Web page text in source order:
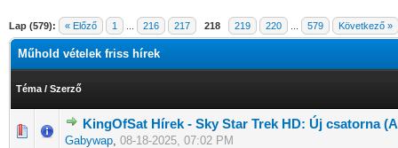
Lap (579): « Előző 1 216 217 218 219 220 579 Következő »
Műhold vételek friss hírek
Téma / Szerző
KingOfSat Hírek - Sky Star Trek HD: Új csatorna
Gabywap, 08-18-2025, 07:02 PM
0 Szavazat - 0 / 5 átlagban
1234 5